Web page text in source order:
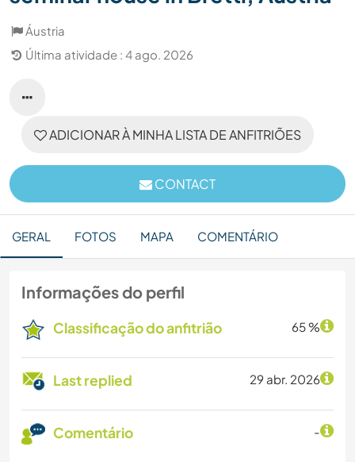
Áustria
Última atividade : 4 ago. 2026
ADICIONAR À MINHA LISTA DE ANFITRIÕES
CONTACT
GERAL FOTOS MAPA COMENTÁRIO
Informações do perfil
Classificação do anfitrião 65 %
Last replied 29 abr. 2026
Comentário -